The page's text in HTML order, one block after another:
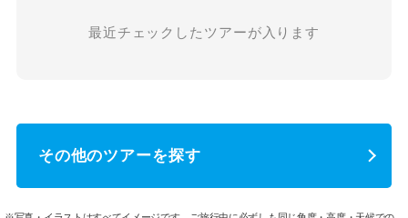
最近チェックしたツアーが入ります
その他のツアーを探す